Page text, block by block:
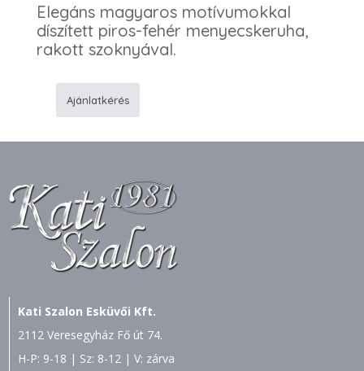
Elegáns magyaros motívumokkal
díszített piros-fehér menyecskeruha,
rakott szoknyával.
ruha
Ajánlatkérés
Kati Szalon Esküvői Kft.
2112 Veresegyház Fő út 74.
H-P: 9-18 | Sz: 8-12 | V: zárva